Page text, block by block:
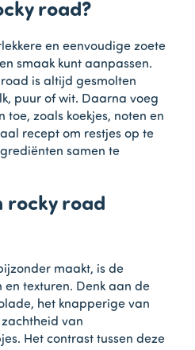
road?
en eenvoudige zoete
smaak kunt aanpassen.
is altijd gesmolten
puur of wit. Daarna voeg
toe, zoals koekjes, noten en
recept om restjes op te
samen te
rocky road
maakt, is de
texturen. Denk aan de
het knapperige van
zachtheid van
Het contrast tussen deze